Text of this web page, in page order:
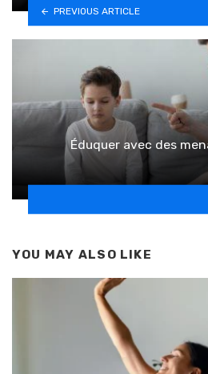
PREVIOUS ARTICLE
Éduquer avec des
YOU MAY ALSO LIKE